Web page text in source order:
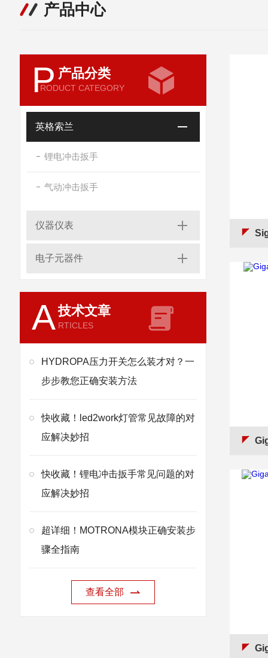
产品中心
P 产品分类
RODUCT CATEGORY
英格索兰
锂电冲击扳手
气动冲击扳手
仪器仪表
电子元器件
A技术文章
RTICLES
HYDROPA压力开关怎么装才对？一
步步教您正确安装方法
快收藏！led2work灯管常见故障的对
应解决妙招
快收藏！锂电冲击扳手常见问题的对
应解决妙招
超详细！MOTRONA模块正确安装步
骤全指南
查看全部